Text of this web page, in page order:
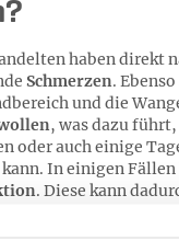
haben direkt
Schmerzen.
und die
, was dazu
oder auch einige
In einigen
. Diese kann